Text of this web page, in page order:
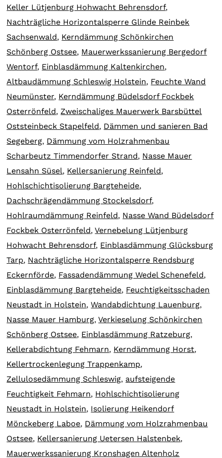
Keller Lütjenburg Hohwacht Behrensdorf,
Nachträgliche Horizontalsperre Glinde Reinbek
Sachsenwald, Kerndämmung Schönkirchen
Schönberg Ostsee, Mauerwerkssanierung Bergedorf
Wentorf, Einblasdämmung Kaltenkirchen,
Altbaudämmung Schleswig Holstein, Feuchte Wand
Neumünster, Kerndämmung Büdelsdorf Fockbek
Osterrönfeld, Zweischaliges Mauerwerk Barsbüttel
Oststeinbeck Stapelfeld, Dämmen und sanieren Bad
Segeberg, Dämmung vom Holzrahmenbau
Scharbeutz Timmendorfer Strand, Nasse Mauer
Lensahn Süsel, Kellersanierung Reinfeld,
Hohlschichtisolierung Bargteheide,
Dachschrägendämmung Stockelsdorf,
Hohlraumdämmung Reinfeld, Nasse Wand Büdelsdorf
Fockbek Osterrönfeld,Vernebelung Lütjenburg
Hohwacht Behrensdorf, Einblasdämmung Glücksburg
Tarp, Nachträgliche Horizontalsperre Rendsburg
Eckernförde, Fassadendämmung Wedel Schenefeld,
Einblasdämmung Bargteheide, Feuchtigkeitsschaden
Neustadt in Holstein,Wandabdichtung Lauenburg,
Nasse Mauer Hamburg,Verkieselung Schönkirchen
Schönberg Ostsee, Einblasdämmung Ratzeburg,
Kellerabdichtung Fehmarn, Kerndämmung Horst,
Kellertrockenlegung Trappenkamp,
Zellulosedämmung Schleswig, aufsteigende
Feuchtigkeit Fehmarn, Hohlschichtisolierung
Neustadt in Holstein, Isolierung Heikendorf
Mönckeberg Laboe, Dämmung vom Holzrahmenbau
Ostsee, Kellersanierung Uetersen Halstenbek,
Mauerwerkssanierung Kronshagen Altenholz